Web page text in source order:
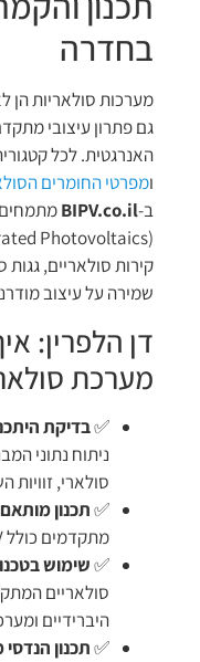
בחדרה
מערכות סולאריות
גם פתרון עיצובי
האנרגטית. לכל
מפרטי החומרים
ב-BIPV.co.ilמתמחים
קירות סולאריים, גגות
שמירה על עיצוב
דן הלפרין:
מערכת
✅בדיקת
ניתוח נתוני
סולארי,
✅תכנון
מתקדמים כולל BIPV בהתאם למבנה.
✅שימוש
סולאריים
היברידיים
✅תכנון הנדסי